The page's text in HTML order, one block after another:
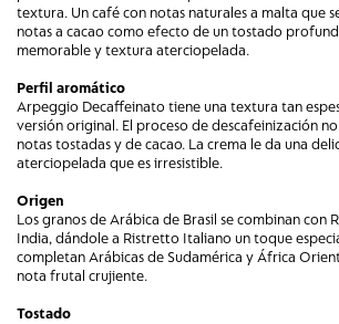
textura. Un café con notas naturales a malta que
notas a cacao como efecto de un tostado
memorable y textura aterciopelada.
Perfil aromático
Arpeggio Decaffeinato tiene una textura tan
versión original. El proceso de descafeinización
notas tostadas y de cacao. La crema le da una
aterciopelada que es irresistible.
Origen
Los granos de Arábica de Brasil se combinan con
India, dándole a Ristretto Italiano un toque
completan Arábicas de Sudamérica y África
nota frutal crujiente.
Tostado